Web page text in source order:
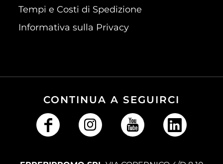
Tempi e Costi di Spedizione
Informativa sulla Privacy
CONTINUA A SEGUIRCI